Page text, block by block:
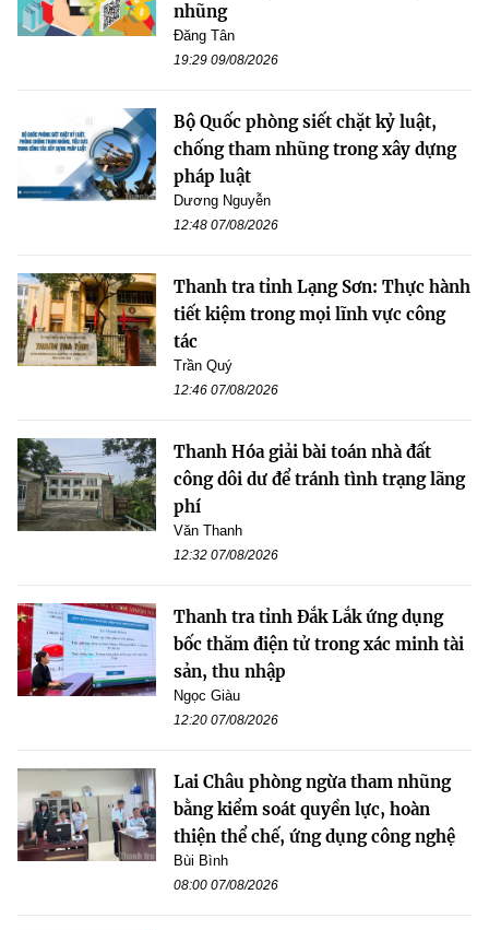
nhũng
Đăng Tân
19:29 09/08/2026
Bộ Quốc phòng siết chặt kỷ luật,
chống tham nhũng trong xây dựng
pháp luật
Dương Nguyễn
12:48 07/08/2026
Thanh tra tỉnh Lạng Sơn: Thực hành
tiết kiệm trong mọi lĩnh vực công
tác
Trần Quý
12:46 07/08/2026
Thanh Hóa giải bài toán nhà đất
công dôi dư để tránh tình trạng lãng
phí
Văn Thanh
12:32 07/08/2026
Thanh tra tỉnh Đắk Lắk ứng dụng
bốc thăm điện tử trong xác minh tài
sản, thu nhập
Ngọc Giàu
12:20 07/08/2026
Lai Châu phòng ngừa tham nhũng
bằng kiểm soát quyền lực, hoàn
thiện thể chế, ứng dụng công nghệ
Bùi Bình
08:00 07/08/2026